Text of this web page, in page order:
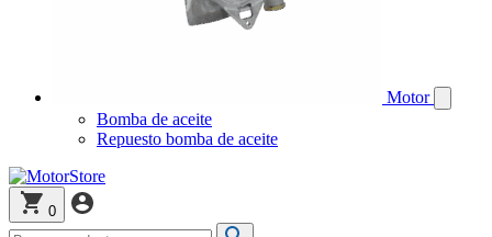
Motor
Bomba de aceite
Repuesto bomba de aceite
0